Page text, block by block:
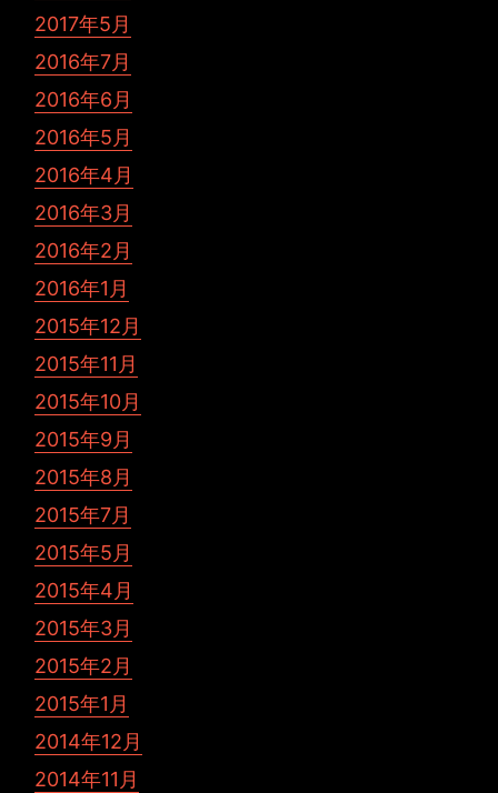
2017年5月
2016年7月
2016年6月
2016年5月
2016年4月
2016年3月
2016年2月
2016年1月
2015年12月
2015年11月
2015年10月
2015年9月
2015年8月
2015年7月
2015年5月
2015年4月
2015年3月
2015年2月
2015年1月
2014年12月
2014年11月